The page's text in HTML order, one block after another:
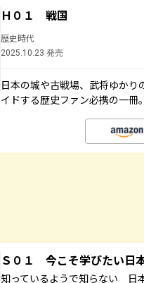
Ｈ０１ 戦国
歴史時代
2025.10.23 発売
日本の城や古戦場、武将ゆか
イドする歴史ファン必携の一冊。
Ｓ０１ 今こそ学びたい日
知っているようで知らない 日